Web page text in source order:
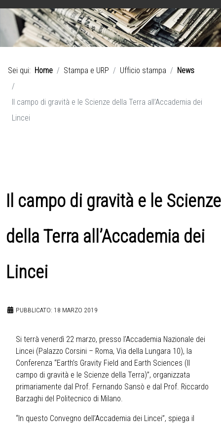
Sei qui: Home Stampa e URP Ufficio stampa News
Il campo di gravità e le Scienze della Terra all’Accademia dei
Lincei
Il campo di gravità e le Scienze
della Terra all’Accademia dei
Lincei
PUBBLICATO: 18 MARZO 2019
Si terrà venerdì 22 marzo, presso l’Accademia Nazionale dei
Lincei (Palazzo Corsini – Roma, Via della Lungara 10), la
Conferenza “Earth’s Gravity Field and Earth Sciences (Il
campo di gravità e le Scienze della Terra)”, organizzata
primariamente dal Prof. Fernando Sansò e dal Prof. Riccardo
Barzaghi del Politecnico di Milano.
“In questo Convegno dell’Accademia dei Lincei”, spiega il